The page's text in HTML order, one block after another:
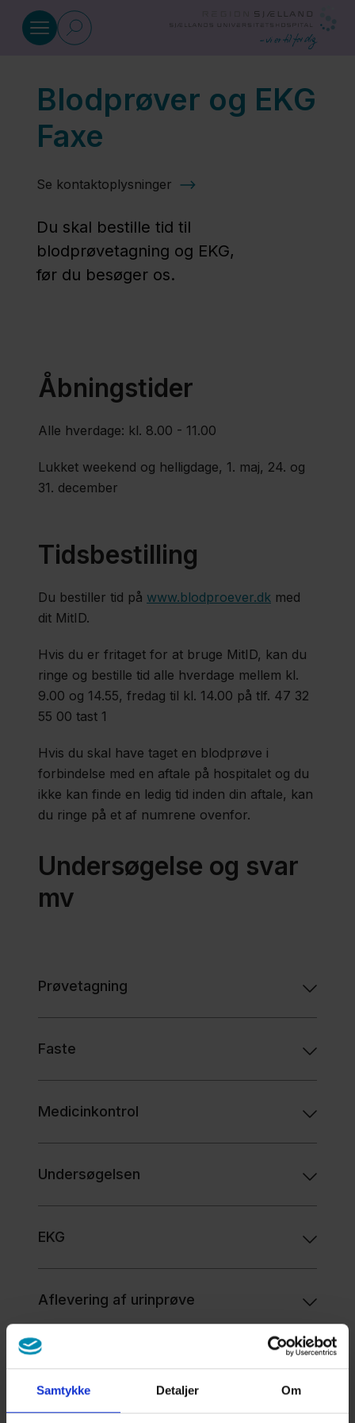
Samtykke Detaljer Om
Blodprøvetagning og EKG
Prøvetagning
og
af prøver
Blodprøve på
Blodprøver
Blodprøver
og EKG
Blodprøver
og EKG
Køge
Blodprøver
og EKG
Roskilde
Blodprøvetagning
i eget hjem
Tidsbestilling:
Spørgsmål
og svar
Sjælland
Nyheder
Fagfolk
Kontakt
Blodprøver og EKG
Faxe
Se kontaktoplysninger
Du skal bestille tid til
blodprøvetagning og EKG,
før du besøger os.
Åbningstider
​Alle hverdage: kl. 8.00 - 11.00
Lukket weekend og helligdage, 1. maj, 24. og
31. december
Tidsbestilling
Du bestiller tid på www.blodproever.dk ​ med
dit MitID.
Hvis du er fritaget for at bruge MitID, kan du
ringe og bestille tid alle hverdage mellem kl.
9.00 og 14.55, fredag til kl. 14.00 på tlf. 47 32
55 00 tast 1
Hvis du skal have taget en blodprøve i
forbindelse med en aftale på hospitalet og du
ikke kan finde en ledig tid inden din aftale, kan
du ringe på et af numrene ovenfor.
Undersøgelse og svar
mv
Prøvetagning
Faste
Medicinkontrol
Undersøgelsen
EKG
Aflevering af urinprøve